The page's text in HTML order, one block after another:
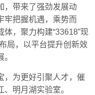
，带来了强劲发展动
牢把握机遇，乘势而
体，聚力构建“33618”现
局，以平台提升创新效
，为更好引聚人才，催
明月湖实验室。